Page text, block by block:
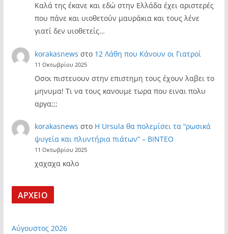
Καλά της έκανε και εδώ στην Ελλάδα έχει αριστερές
που πάνε και υιοθετούν μαυράκια και τους λένε
γιατί δεν υιοθετείς…
korakasnews στο 12 Λάθη που Κάνουν οι Γιατροί
11 Οκτωβρίου 2025
Οσοι πιστευουν στην επιστημη τους έχουν λαβει το
μηνυμα! Τι να τους κανουμε τωρα που ειναι πολυ
αργα;;;
korakasnews στο Η Ursula θα πολεμίσει τα “ρωσικά
ψυγεία και πλυντήρια πιάτων” – ΒΙΝΤΕΟ
11 Οκτωβρίου 2025
χαχαχα καλο
ΑΡΧΕΙΟ
Αύγουστος 2026